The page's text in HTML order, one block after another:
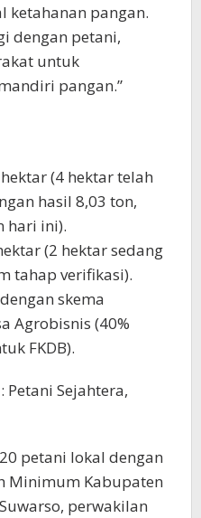
ketahanan pangan.
dengan petani,
untuk
pangan.”
(4 hektar telah
hasil 8,03 ton,
hari ini).
(2 hektar sedang
tahap verifikasi).
skema
Agrobisnis (40%
FKDB).
Petani Sejahtera,
petani lokal dengan
Minimum Kabupaten
perwakilan